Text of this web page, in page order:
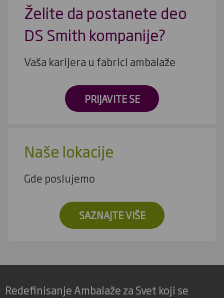
Želite da postanete deo
DS Smith kompanije?
Vaša karijera u fabrici ambalaže
PRIJAVITE SE
Naše lokacije
Gde poslujemo
SAZNAJTE VIŠE
Redefinisanje Ambalaže za Svet koji se